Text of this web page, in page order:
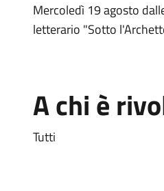
Mercoledì 19 agosto
letterario "Sotto
A chi è
Tutti